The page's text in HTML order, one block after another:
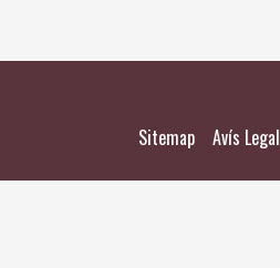
Sitemap Avís Legal